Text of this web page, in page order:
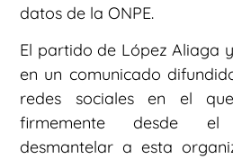
datos de la ONPE.
El partido de López Aliaga
en un comunicado
redes sociales en el
firmemente desde el
desmantelar a esta